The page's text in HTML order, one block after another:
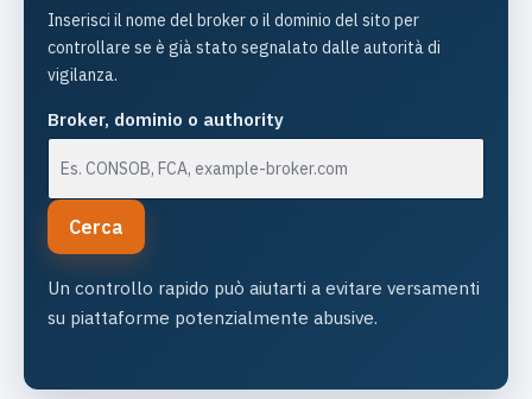
Inserisci il nome del broker o il dominio del sito per
controllare se è già stato segnalato dalle autorità di
vigilanza.
Broker, dominio o authority
Cerca
Un controllo rapido può aiutarti a evitare versamenti
su piattaforme potenzialmente abusive.